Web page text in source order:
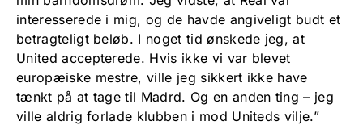
interesserede i mig, og de havde angiveligt budt et
betragteligt beløb. I noget tid ønskede jeg, at
United accepterede. Hvis ikke vi var blevet
europæiske mestre, ville jeg sikkert ikke have
tænkt på at tage til Madrd. Og en anden ting – jeg
ville aldrig forlade klubben i mod Uniteds vilje.”